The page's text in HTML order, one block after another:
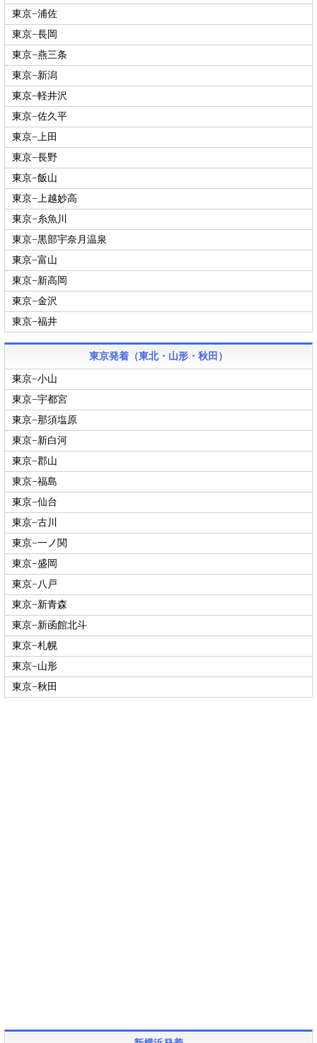
東京−浦佐
東京−長岡
東京−燕三条
東京−新潟
東京−軽井沢
東京−佐久平
東京−上田
東京−長野
東京−飯山
東京−上越妙高
東京−糸魚川
東京−黒部宇奈月温泉
東京−富山
東京−新高岡
東京−金沢
東京−福井
東京発着（東北・山形・秋田）
東京−小山
東京−宇都宮
東京−那須塩原
東京−新白河
東京−郡山
東京−福島
東京−仙台
東京−古川
東京−一ノ関
東京−盛岡
東京−八戸
東京−新青森
東京−新函館北斗
東京−札幌
東京−山形
東京−秋田